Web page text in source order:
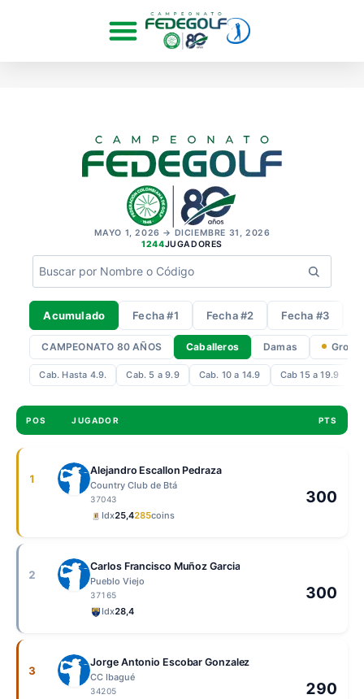
MAYO 1, 2026 → DICIEMBRE 31, 2026
1244JUGADORES
Acumulado Fecha #1 Fecha #2 Fecha #3
CAMPEONATO 80 AÑOS Caballeros Damas Gross
Cab. Hasta 4.9. Cab. 5 a 9.9 Cab. 10 a 14.9 Cab 15 a 19.9
POS JUGADOR PTS
1
Alejandro Escallon Pedraza
Country Club de Btá
37043
Idx25,4285coins
300
2
Carlos Francisco Muñoz Garcia
Pueblo Viejo
37165
Idx28,4
300
3
Jorge Antonio Escobar Gonzalez
CC Ibagué
34205 290